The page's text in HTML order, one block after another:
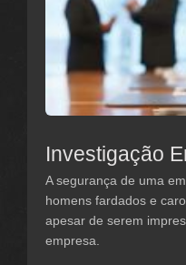
Investigação
A segurança de uma
homens fardados e
apesar de serem
empresa.